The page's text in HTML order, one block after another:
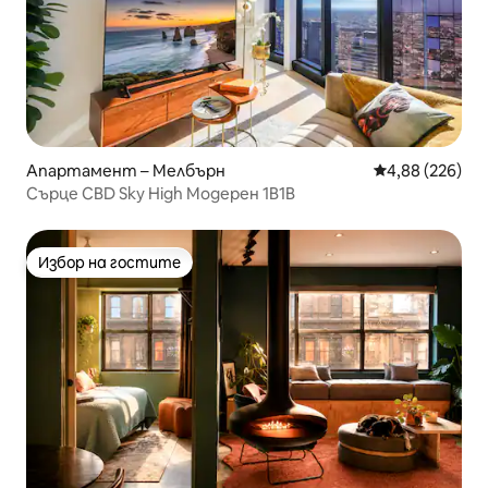
Апартамент – Мелбърн Средна
4,88 (226)
Сърце CBD Sky High Модерен 1B1B
Избор на гостите
Избор на гостите